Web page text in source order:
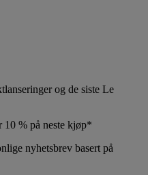
og de siste Le
10 % på neste kjøp*
nyhetsbrev basert på